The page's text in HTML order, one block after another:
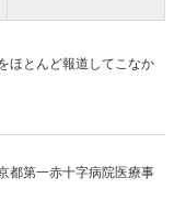
ほとんど報道してこなか
都第一赤十字病院医療事